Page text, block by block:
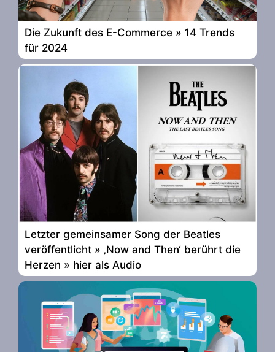
Die Zukunft des E-Commerce » 14 Trends
für 2024
Letzter gemeinsamer Song der Beatles
veröffentlicht » ‚Now and Then‘ berührt die
Herzen » hier als Audio